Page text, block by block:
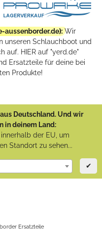
aussenborder.de): Wir
unseren Schlauchboot und
auf. HIER auf "yerd.de"
Ersatzteile für deine bei
Produkte!
Deutschland. Und wir
in deinem Land:
der EU, um
Standort zu sehen...
✔
Ersatzteile